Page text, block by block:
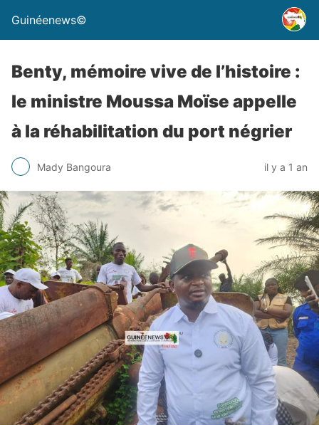
Guinéenews©
Benty, mémoire vive de l’histoire :
le ministre Moussa Moïse appelle
à la réhabilitation du port négrier
Mady Bangoura il y a 1 an